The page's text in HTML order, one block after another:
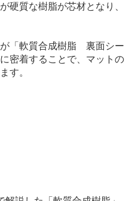
硬質な樹脂が芯材となり、
「軟質合成樹脂 裏面シー
密着することで、マットの
す。